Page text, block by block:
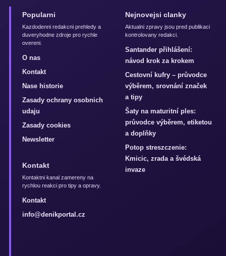
Popularni
Kazdodenni redakcni prehledy a
duveryhodne zdroje pro rychle
overeni.
O nas
Kontakt
Nase historie
Zasady ochrany osobnich
udaju
Zasady cookies
Newsletter
Nejnovejsi clanky
Aktualni zpravy jsou pred publikaci
kontrolovany redakci.
Santander přihlášení:
návod krok za krokem
Cestovní kufry – průvodce
výběrem, srovnání značek
a tipy
Šaty na maturitní ples:
průvodce výběrem, etiketou
a doplňky
Potop streszczenie:
Kmicic, zrada a švédská
invaze
Kontakt
Kontaktni kanal zamereny na
rychlou reakci pro tipy a opravy.
Kontakt
info@denikportal.cz